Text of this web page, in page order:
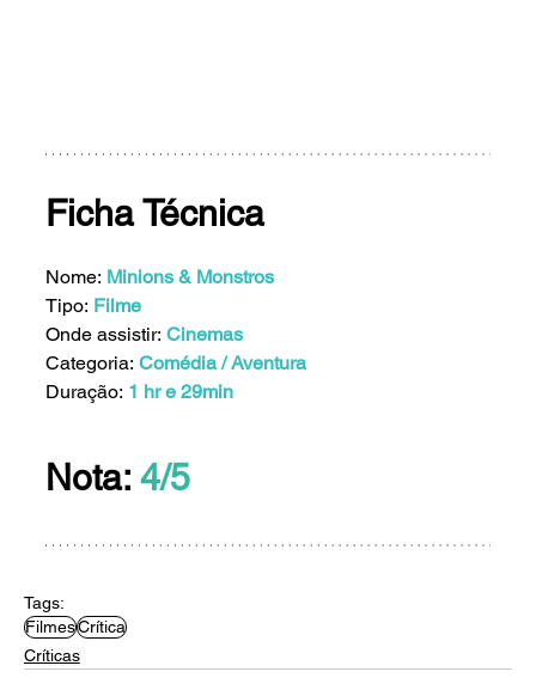
Ficha Técnica
Nome: Minions & Monstros
Tipo: Filme
Onde assistir: Cinemas
Categoria: Comédia / Aventura
Duração: 1 hr e 29min
Nota: 4/5
Tags:
FilmesCrítica
Críticas